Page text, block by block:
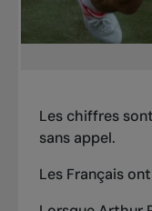
Les chiffres
sans appel.
Les Français